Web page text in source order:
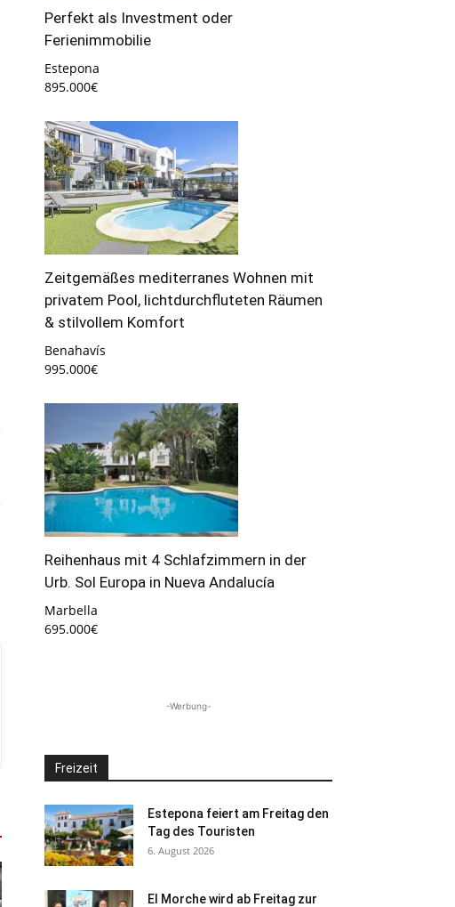
Perfekt als Investment oder
Ferienimmobilie
Estepona
895.000€
Zeitgemäßes mediterranes Wohnen mit
privatem Pool, lichtdurchfluteten Räumen
& stilvollem Komfort
Benahavís
995.000€
Reihenhaus mit 4 Schlafzimmern in der
Urb. Sol Europa in Nueva Andalucía
Marbella
695.000€
-Werbung-
Freizeit
Estepona feiert am Freitag den
Tag des Touristen
6. August 2026
El Morche wird ab Freitag zur